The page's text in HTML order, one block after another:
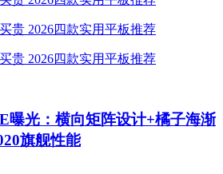
曝光：横向矩阵设计+橘子海渐
旗舰性能